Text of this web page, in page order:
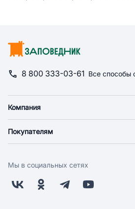
8 800 333-03-61 Все способы
Компания
Новости
Поставщикам
Заводчикам
Покупателям
Оплата
Бонусная программа
Мы в социальных сетях